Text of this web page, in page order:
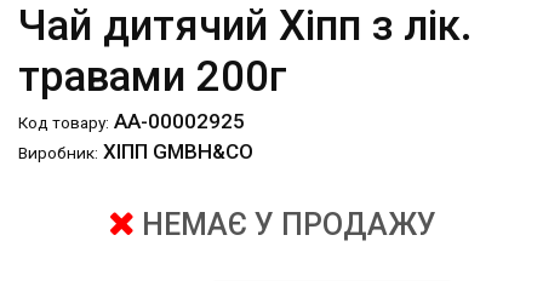
Чай дитячий Хіпп з лік.
травами 200г
Код товару: АА-00002925
Виробник: ХІПП GMBH&CO
НЕМАЄ У ПРОДАЖУ